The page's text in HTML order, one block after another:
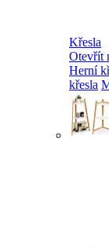
Křesla
Otevřít
Herní
křesla